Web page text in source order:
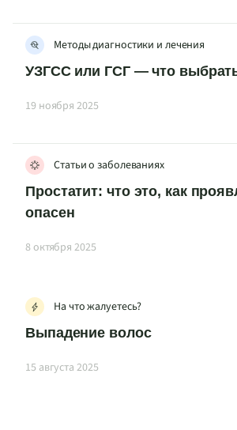
Методы диагностики и лечения
УЗГСС или ГСГ — что
19 ноября 2025
Статьи о заболеваниях
Простатит: что это, как
опасен
8 октября 2025
На что жалуетесь?
Выпадение волос
15 августа 2025